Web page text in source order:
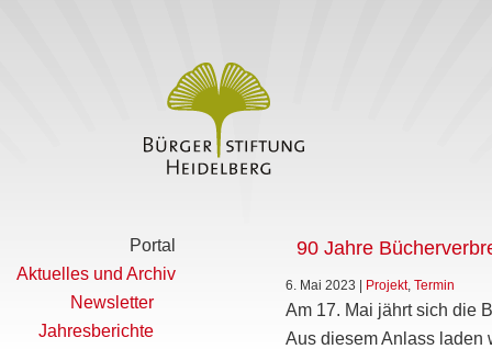
Portal
Aktuelles und Archiv
Newsletter
Jahresberichte
90 Jahre
6. Mai 2023 Projekt, Termin
Am 17. Mai jährt sich die
Aus diesem Anlass laden